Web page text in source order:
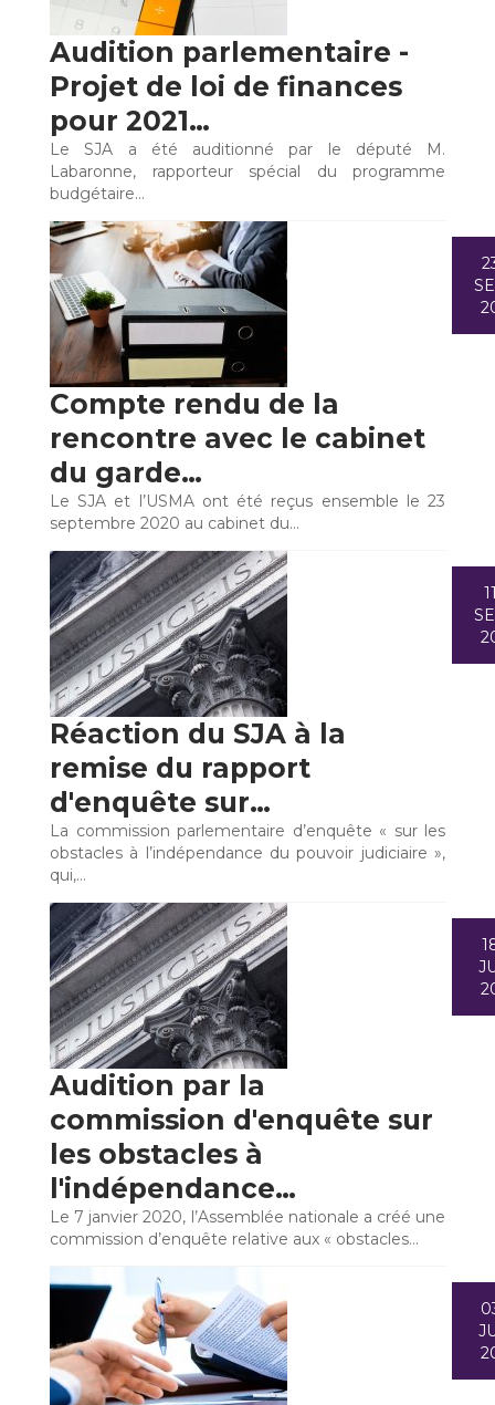
Audition parlementaire -
Projet de loi de finances
pour 2021…
Le SJA a été auditionné par le député M.
Labaronne, rapporteur spécial du programme
budgétaire…
Compte rendu de la
rencontre avec le cabinet
du garde…
Le SJA et l’USMA ont été reçus ensemble le 23
septembre 2020 au cabinet du…
Réaction du SJA à la
remise du rapport
d'enquête sur…
La commission parlementaire d’enquête « sur les
obstacles à l’indépendance du pouvoir judiciaire »,
qui,…
Audition par la
commission d'enquête sur
les obstacles à
l'indépendance…
Le 7 janvier 2020, l’Assemblée nationale a créé une
commission d’enquête relative aux « obstacles…